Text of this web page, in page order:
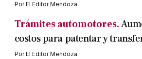
PorEl Editor Mendoza
Trámites automotores.
costos para patentar y
PorEl Editor Mendoza